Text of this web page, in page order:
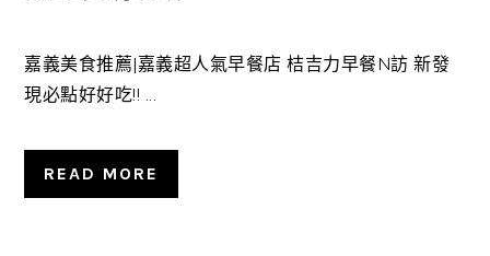
嘉義美食推薦|嘉義超人氣早餐店 桔吉力早餐N訪 新發
現必點好好吃!! ...
READ MORE